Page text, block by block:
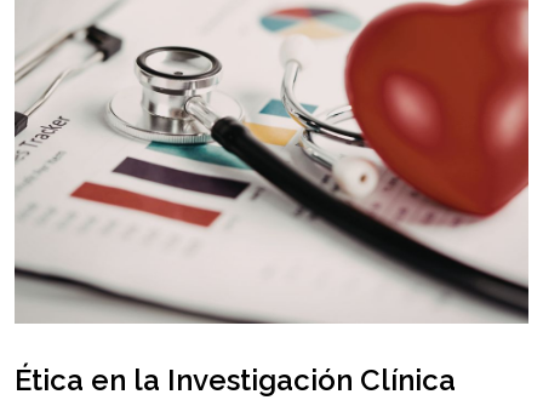
Ética en la Investigación Clínica